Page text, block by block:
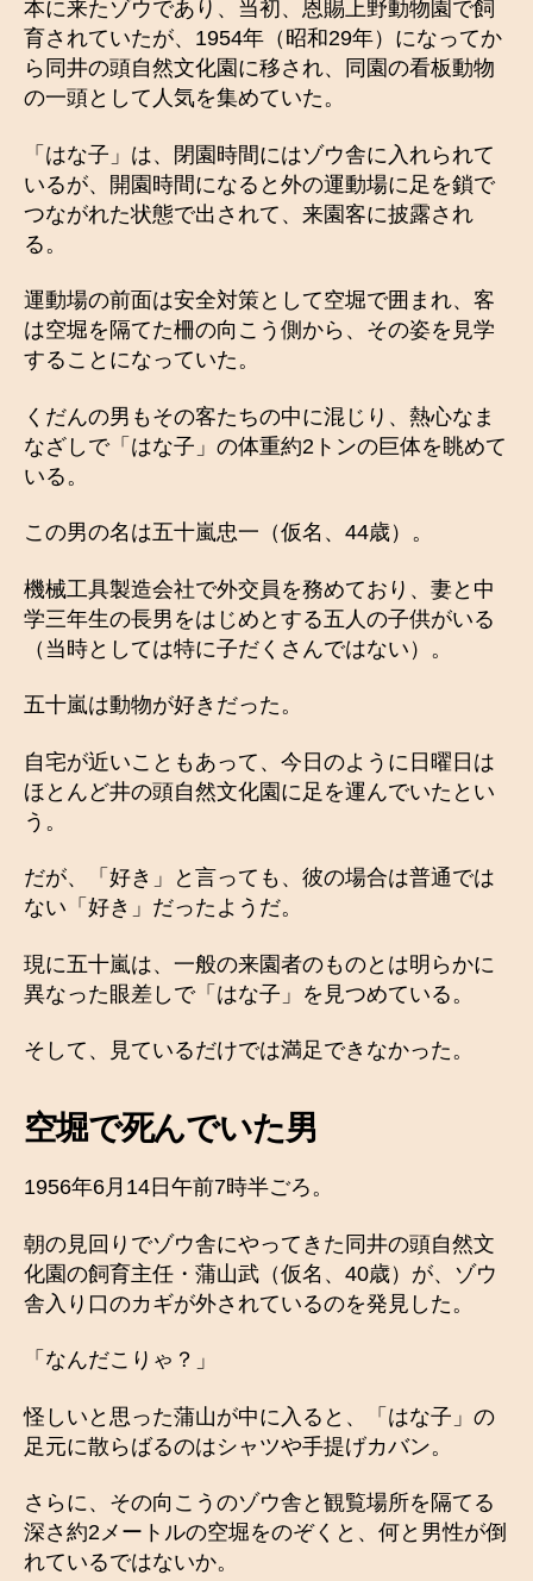
本に来たゾウであり、当初、恩賜上野動物園で飼
育されていたが、1954年（昭和29年）になってか
ら同井の頭自然文化園に移され、同園の看板動物
の一頭として人気を集めていた。
「はな子」は、閉園時間にはゾウ舎に入れられて
いるが、開園時間になると外の運動場に足を鎖で
つながれた状態で出されて、来園客に披露され
る。
運動場の前面は安全対策として空堀で囲まれ、客
は空堀を隔てた柵の向こう側から、その姿を見学
することになっていた。
くだんの男もその客たちの中に混じり、熱心なま
なざしで「はな子」の体重約2トンの巨体を眺めて
いる。
この男の名は五十嵐忠一（仮名、44歳）。
機械工具製造会社で外交員を務めており、妻と中
学三年生の長男をはじめとする五人の子供がいる
（当時としては特に子だくさんではない）。
五十嵐は動物が好きだった。
自宅が近いこともあって、今日のように日曜日は
ほとんど井の頭自然文化園に足を運んでいたとい
う。
だが、「好き」と言っても、彼の場合は普通では
ない「好き」だったようだ。
現に五十嵐は、一般の来園者のものとは明らかに
異なった眼差しで「はな子」を見つめている。
そして、見ているだけでは満足できなかった。
空堀で死んでいた男
1956年6月14日午前7時半ごろ。
朝の見回りでゾウ舎にやってきた同井の頭自然文
化園の飼育主任・蒲山武（仮名、40歳）が、ゾウ
舎入り口のカギが外されているのを発見した。
「なんだこりゃ？」
怪しいと思った蒲山が中に入ると、「はな子」の
足元に散らばるのはシャツや手提げカバン。
さらに、その向こうのゾウ舎と観覧場所を隔てる
深さ約2メートルの空堀をのぞくと、何と男性が倒
れているではないか。